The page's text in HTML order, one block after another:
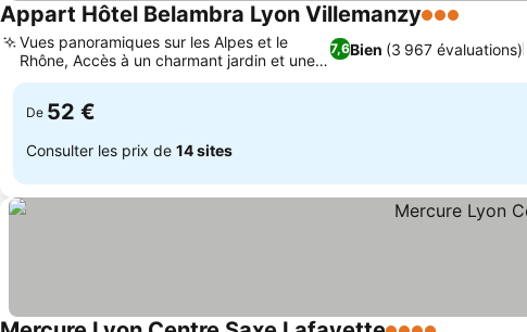
Appart Hôtel Belambra Lyon Villemanzy3 Étoiles
7,6Bien (3 967 évaluations)
Vues panoramiques sur les Alpes et le
Rhône, Accès à un charmant jardin et une
terrasse
De 52 €
Consulter les prix de 14 sites